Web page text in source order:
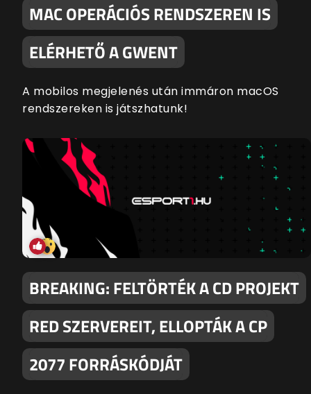
MAC OPERÁCIÓS RENDSZEREN IS
ELÉRHETŐ A GWENT
A mobilos megjelenés után immáron macOS
rendszereken is játszhatunk!
BREAKING: FELTÖRTÉK A CD PROJEKT
RED SZERVEREIT, ELLOPTÁK A CP
2077 FORRÁSKÓDJÁT